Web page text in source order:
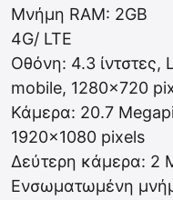
Μνήμη RAM: 2GB
4G/ LTE
Οθόνη: 4.3 ίντστες,
mobile, 1280×720
Κάμερα: 20.7
1920×1080 pixels
Δεύτερη κάμερα: 2
Ενσωματωμένη